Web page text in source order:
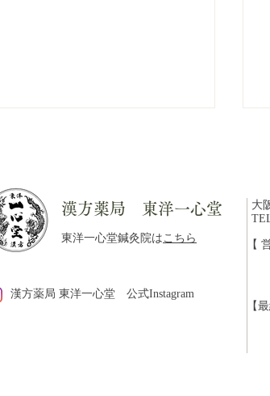
ャンセル・変更・遅刻につい
漢方薬局 東洋一心堂
東洋一心堂鍼灸院はこちら
漢方薬局 東洋一心堂 公式Instagram
大
【
【